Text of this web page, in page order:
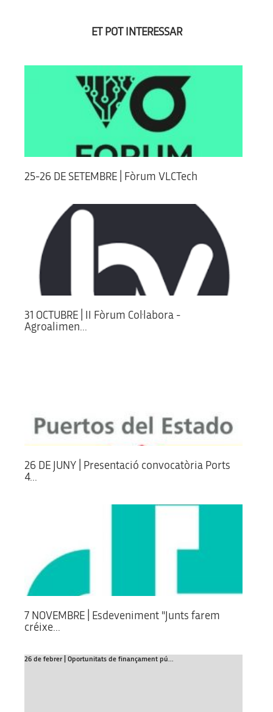
ET POT INTERESSAR
25-26 DE SETEMBRE | Fòrum VLCTech
31 OCTUBRE | II Fòrum Col·labora -
Agroalimen...
26 DE JUNY | Presentació convocatòria Ports
4...
7 NOVEMBRE | Esdeveniment "Junts farem
créixe...
26 de febrer | Oportunitats de finançament pú...